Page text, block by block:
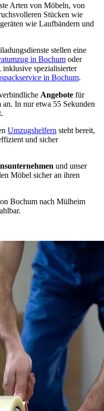
Arten von Möbeln, von
Stücken wie
wie Laufbändern und
stellen eine
in Bochum oder
inklusive spezialisierter
in Bochum.
Angebote für
In nur etwa 55 Sekunden
Umzugshelfern steht bereit,
und sicher
und unser
Möbel sicher an ihren
Bochum nach Mülheim